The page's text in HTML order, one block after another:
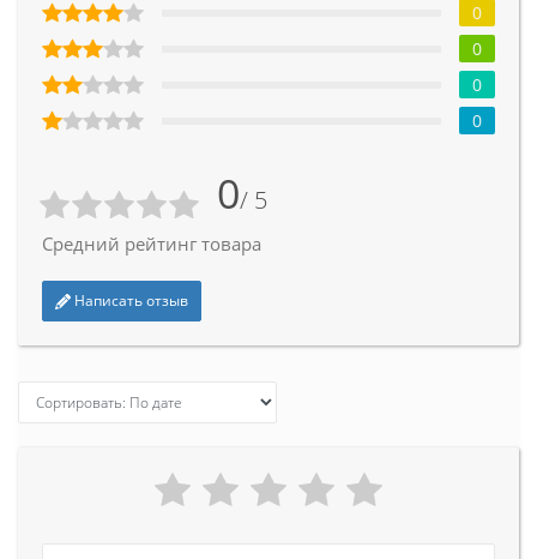
0/ 5
Средний рейтинг товара
Написать отзыв
0
0
0
0